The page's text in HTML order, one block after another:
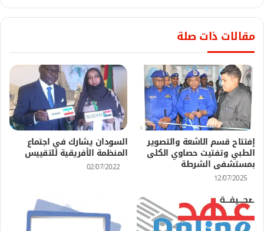
مقالات ذات صلة
إفتتاح قسم الاشعة والتصوير
الطبي وتفتيت حصاوي الكلى
بمستشفى الشرطة
12/07/2025
السودان يشارك في اجتماع
المنظمة الأفريقية للتقييس
02/07/2022